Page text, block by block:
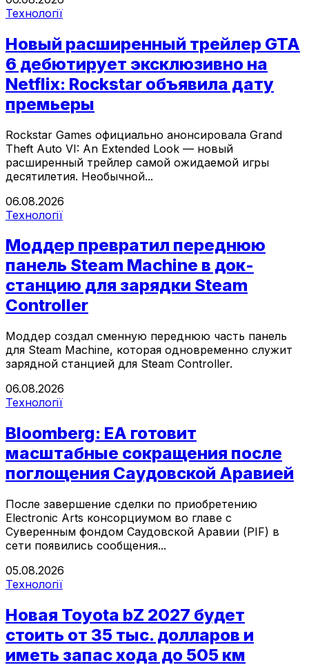
Технології
Новый расширенный трейлер GTA
6 дебютирует эксклюзивно на
Netflix: Rockstar объявила дату
премьеры
Rockstar Games официально анонсировала Grand
Theft Auto VI: An Extended Look — новый
расширенный трейлер самой ожидаемой игры
десятилетия. Необычной...
06.08.2026
Технології
Моддер превратил переднюю
панель Steam Machine в док-
станцию для зарядки Steam
Controller
Моддер создал сменную переднюю часть панель
для Steam Machine, которая одновременно служит
зарядной станцией для Steam Controller.
06.08.2026
Технології
Bloomberg: EA готовит
масштабные сокращения после
поглощения Саудовской Аравией
После завершение сделки по приобретению
Electronic Arts консорциумом во главе с
Суверенным фондом Саудовской Аравии (PIF) в
сети появились сообщения...
05.08.2026
Технології
Новая Toyota bZ 2027 будет
стоить от 35 тыс. долларов и
иметь запас хода до 505 км